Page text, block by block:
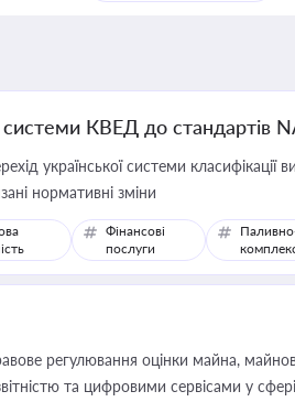
системи КВЕД до стандартів
української системи класифікації
нормативні зміни
Фінансові
послуги
регулювання оцінки майна,
та цифровими сервісами у